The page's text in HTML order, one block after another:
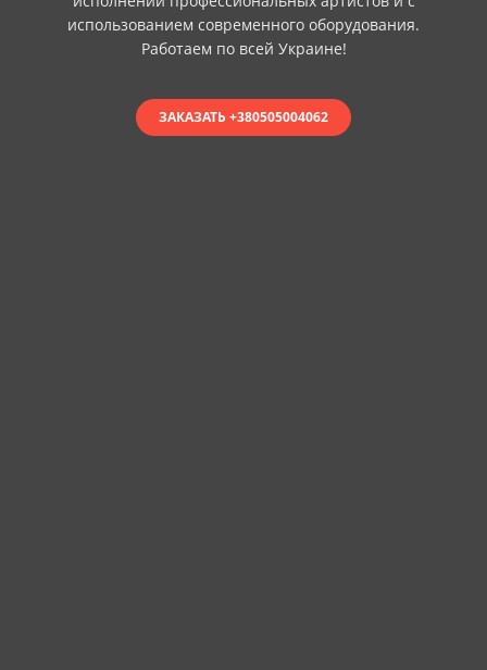
использованием современного оборудования.
Работаем по всей Украине!
ЗАКАЗАТЬ +380505004062